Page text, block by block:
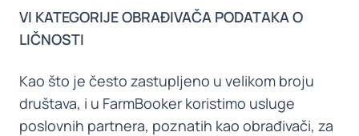
VI KATEGORIJE OBRAĐIVAČA PODATAKA O
LIČNOSTI
Kao što je često zastupljeno u velikom broju
društava, i u FarmBooker koristimo usluge
poslovnih partnera, poznatih kao obrađivači, za